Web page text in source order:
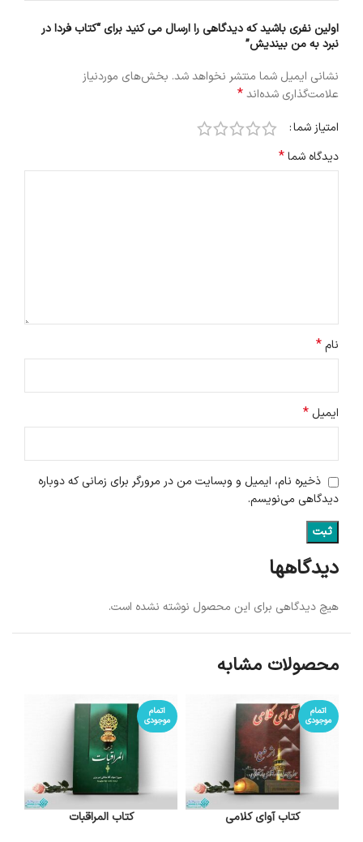
دیدگاهها
هیچ دیدگاهی برای این محصول نوشته نشده است.
اولین نفری باشید که دیدگاهی را ارسال می کنید برای “کتاب فردا در
نبرد به من بیندیش”
نشانی ایمیل شما منتشر نخواهد شد. بخش‌های موردنیاز
علامت‌گذاری شده‌اند*
امتیاز شما
دیدگاه شما*
نام*
ایمیل*
ذخیره نام، ایمیل و وبسایت من در مرورگر برای زمانی که دوباره
دیدگاهی می‌نویسم.
محصولات مشابه
اتمام
موجودی
کتاب آوای کلامی
اتمام
موجودی
کتاب المراقبات